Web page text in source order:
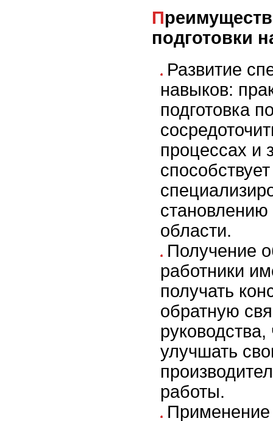
Преимущества практической
подготовки
Развитие
навыков:
подготовка
процессах и
становлению
области.
Получение
работники
получать
обратную
улучшать
работы.
Применение